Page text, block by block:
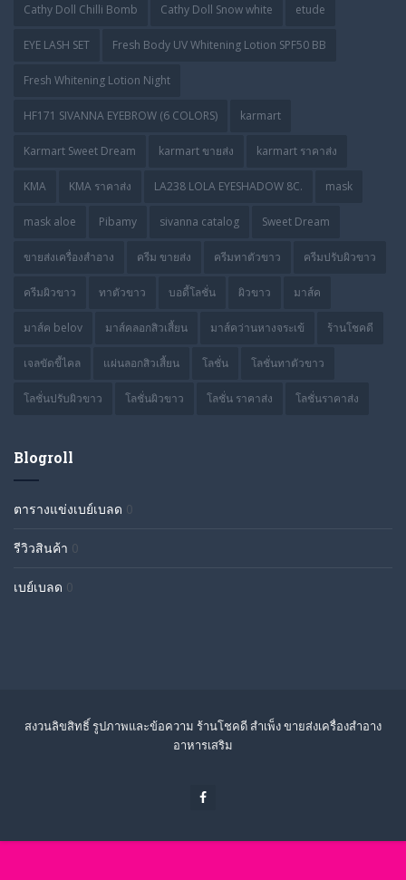
Cathy Doll Chilli Bomb Cathy Doll Snow white etude
EYE LASH SET Fresh Body UV Whitening Lotion SPF50 BB
Fresh Whitening Lotion Night
HF171 SIVANNA EYEBROW (6 COLORS) karmart
Karmart Sweet Dream karmart ขายส่ง karmart ราคาส่ง
KMA KMA ราคาส่ง LA238 LOLA EYESHADOW 8C. mask
mask aloe Pibamy sivanna catalog Sweet Dream
ขายส่งเครื่องสำอาง ครีม ขายส่ง ครีมทาตัวขาว ครีมปรับผิวขาว
ครีมผิวขาว ทาตัวขาว บอดี้โลชั่น ผิวขาว มาส์ค
มาส์ค belov มาส์คลอกสิวเสี้ยน มาส์คว่านหางจระเข้ ร้านโชคดี
เจลขัดขี้ไคล แผ่นลอกสิวเสี้ยน โลชั่น โลชั่นทาตัวขาว
โลชั่นปรับผิวขาว โลชั่นผิวขาว โลชั่น ราคาส่ง โลชั่นราคาส่ง
Blogroll
ตารางแข่งเบย์เบลด 0
รีวิวสินค้า 0
เบย์เบลด 0
สงวนลิขสิทธิ์ รูปภาพและข้อความ ร้านโชคดี สำเพ็ง ขายส่งเครื่องสำอาง
อาหารเสริม